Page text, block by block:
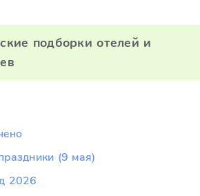
подборки отелей и
(9 мая)
2026